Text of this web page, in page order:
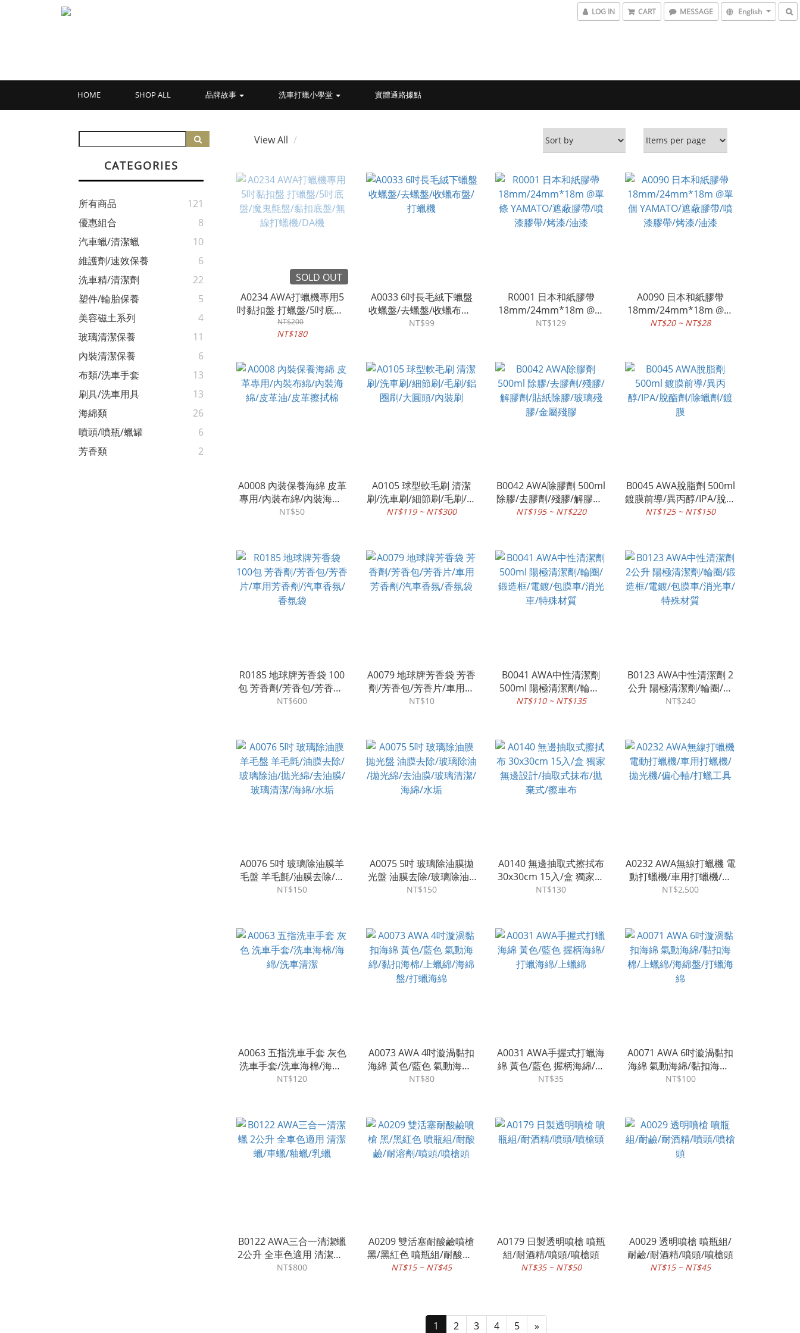
LOG IN CART MESSAGE English
HOME SHOP ALL 品牌故事 洗車打蠟小學堂 實體通路據點
CATEGORIES
所有商品
121
優惠組合
8
汽車蠟/清潔蠟
10
維護劑/速效保養
6
洗車精/清潔劑
22
塑件/輪胎保養
5
美容磁土系列
4
玻璃清潔保養
11
內裝清潔保養
6
布類/洗車手套
13
刷具/洗車用具
13
海綿類
26
噴頭/噴瓶/蠟罐
6
芳香類
2
View All
SOLD OUT
A0234 AWA打蠟機專用5
吋黏扣盤 打蠟盤/5吋底盤/
魔鬼氈盤/黏扣底盤/無線
打蠟機/DA機
NT$200
NT$180
A0033 6吋長毛絨下蠟盤
收蠟盤/去蠟盤/收蠟布盤/
打蠟機
NT$99
R0001 日本和紙膠帶
18mm/24mm*18m @單
條 YAMATO/遮蔽膠帶/噴
NT$129
A0090 日本和紙膠帶
18mm/24mm*18m @單
個 YAMATO/遮蔽膠帶/噴
NT$20 ~ NT$28
A0008 內裝保養海綿 皮革
專用/內裝布綿/內裝海綿/
皮革油/皮革擦拭棉
NT$50
A0105 球型軟毛刷 清潔
刷/洗車刷/細節刷/毛刷/鋁
圈刷/大圓頭/內裝刷
NT$119 ~ NT$300
B0042 AWA除膠劑 500ml
除膠/去膠劑/殘膠/解膠劑/
貼紙除膠/玻璃殘膠/金屬
NT$195 ~ NT$220
B0045 AWA脫脂劑 500ml
鍍膜前導/異丙醇/IPA/脫酯
劑/除蠟劑/鍍膜
NT$125 ~ NT$150
R0185 地球牌芳香袋 100
包 芳香劑/芳香包/芳香片/
車用芳香劑/汽車香氛/香
NT$600
A0079 地球牌芳香袋 芳香
劑/芳香包/芳香片/車用芳
香劑/汽車香氛/香氛袋
NT$10
B0041 AWA中性清潔劑
500ml 陽極清潔劑/輪圈/
鍛造框/電鍍/包膜車/消光
NT$110 ~ NT$135
B0123 AWA中性清潔劑 2
公升 陽極清潔劑/輪圈/鍛
造框/電鍍/包膜車/消光車/
NT$240
A0076 5吋 玻璃除油膜羊
毛盤 羊毛氈/油膜去除/玻
璃除油/拋光綿/去油膜/玻
NT$150
A0075 5吋 玻璃除油膜拋
光盤 油膜去除/玻璃除油 /
拋光綿/去油膜/玻璃清潔/
NT$150
A0140 無邊抽取式擦拭布
30x30cm 15入/盒 獨家無
邊設計/抽取式抹布/拋棄
NT$130
A0232 AWA無線打蠟機 電
動打蠟機/車用打蠟機/拋
光機/偏心軸/打蠟工具
NT$2,500
A0063 五指洗車手套 灰色
洗車手套/洗車海棉/海綿/
洗車清潔
NT$120
A0073 AWA 4吋漩渦黏扣
海綿 黃色/藍色 氣動海綿/
黏扣海棉/上蠟綿/海綿盤/
NT$80
A0031 AWA手握式打蠟海
綿 黃色/藍色 握柄海綿/打
蠟海綿/上蠟綿
NT$35
A0071 AWA 6吋漩渦黏扣
海綿 氣動海綿/黏扣海棉/
上蠟綿/海綿盤/打蠟海綿
NT$100
B0122 AWA三合一清潔蠟
2公升 全車色適用 清潔蠟/
車蠟/釉蠟/乳蠟
NT$800
A0209 雙活塞耐酸鹼噴槍
黑/黑紅色 噴瓶組/耐酸鹼/
耐溶劑/噴頭/噴槍頭
NT$15 ~ NT$45
A0179 日製透明噴槍 噴瓶
組/耐酒精/噴頭/噴槍頭
NT$35 ~ NT$50
A0029 透明噴槍 噴瓶組/
耐鹼/耐酒精/噴頭/噴槍頭
NT$15 ~ NT$45
1 2 3 4 5 »